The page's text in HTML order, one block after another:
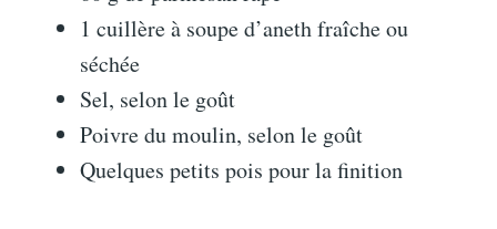
1 cuillère à soupe d’aneth fraîche ou
séchée
Sel, selon le goût
Poivre du moulin, selon le goût
Quelques petits pois pour la finition